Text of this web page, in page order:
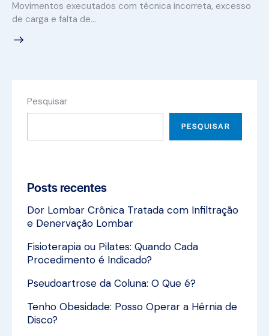
Movimentos executados com técnica incorreta, excesso
de carga e falta de…
Pesquisar
PESQUISAR
Posts recentes
Dor Lombar Crônica Tratada com Infiltração
e Denervação Lombar
Fisioterapia ou Pilates: Quando Cada
Procedimento é Indicado?
Pseudoartrose da Coluna: O Que é?
Tenho Obesidade: Posso Operar a Hérnia de
Disco?